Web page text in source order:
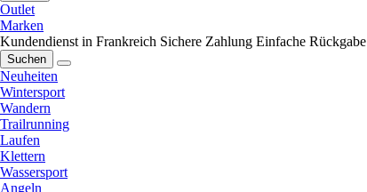
Outlet
Marken
Kundendienst in Frankreich Sichere Zahlung Einfache Rückgabe
Suchen
Neuheiten
Wintersport
Wandern
Trailrunning
Laufen
Klettern
Wassersport
Angeln